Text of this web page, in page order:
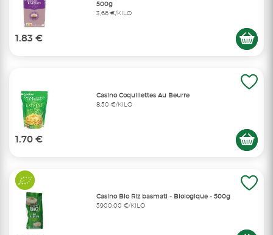
500g
3,66 €/KILO
1.83 €
Casino Coquillettes Au Beurre
8,50 €/KILO
1.70 €
Casino Bio Riz basmati - Biologique - 500g
5900,00 €/KILO